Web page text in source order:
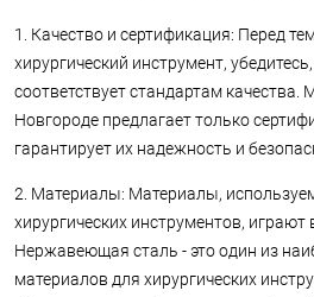
1. Качество и сертификация: Перед
хирургический инструмент,
соответствует стандартам
Новгороде предлагает только
гарантирует их надежность и
2. Материалы: Материалы,
хирургических инструментов, играют
Нержавеющая сталь - это один из
материалов для хирургических